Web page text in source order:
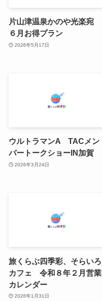
片山津温泉かのや光楽宛
６月お得プラン
2026年5月17日
ウルトラマンA TACメン
バートークショーIN加賀
2026年3月24日
旅くらぶ四季彩、そらいろ
カフェ 令和８年２月営業
カレンダー
2026年1月31日